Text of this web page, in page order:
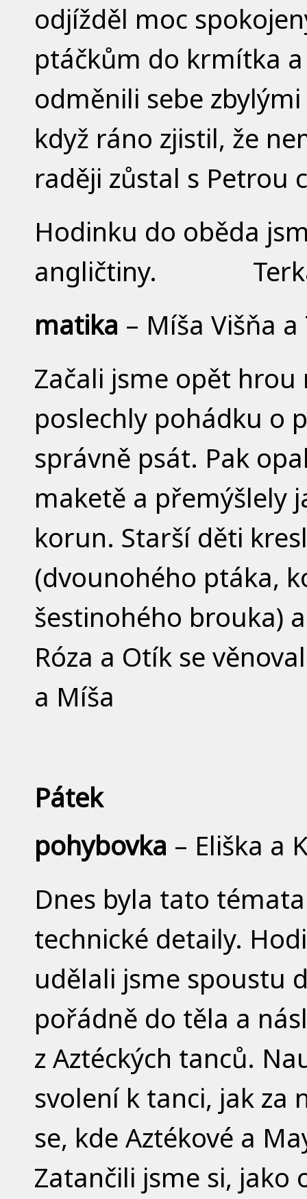
odjížděl moc
ptáčkům do krmítka
odměnili sebe
když ráno zjistil, že
raději zůstal s Petrou
Hodinku do oběda
angličtiny.
matika – Míša Višňa a
Začali jsme opět
poslechly pohádku o
správně psát. Pak
maketě a přemýšlely
korun. Starší děti
(dvounohého ptáka,
šestinohého brouka)
Róza a Otík se
a Míša
Pátek
pohybovka – Eliška a
Dnes byla tato
technické detaily.
udělali jsme spoustu
pořádně do těla a
z Aztéckých tanců.
svolení k tanci, jak za
se, kde Aztékové a
Zatančili jsme si, jako